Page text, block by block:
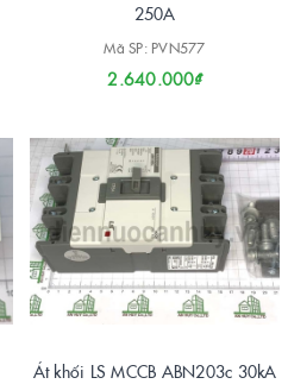
250A
Mã SP: PVN577
2.640.000₫
Át khối LS MCCB ABN203c 30kA